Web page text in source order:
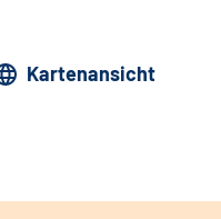
Kartenansicht